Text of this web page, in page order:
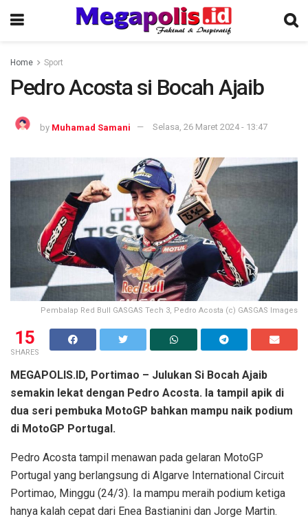
Home Sport
Pedro Acosta si Bocah Ajaib
by Muhamad Samani Selasa, 26 Maret 2024 - 13:47
Pembalap Red Bull GASGAS Tech 3, Pedro Acosta (c) GASGAS Images
15
SHARES
MEGAPOLIS.ID, Portimao – Julukan Si Bocah Ajaib
semakin lekat dengan Pedro Acosta. Ia tampil apik di
dua seri pembuka MotoGP bahkan mampu naik podium
di MotoGP Portugal.
Pedro Acosta tampil menawan pada gelaran MotoGP
Portugal yang berlangsung di Algarve International Circuit
Portimao, Minggu (24/3). Ia mampu meraih podium ketiga
hanya kalah cepat dari Enea Bastianini dan Jorge Martin.